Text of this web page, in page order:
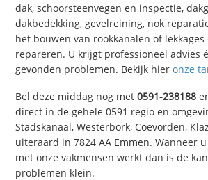
dak, schoorsteenvegen en inspectie,
dakbedekking, gevelreining, nok
het bouwen van rookkanalen of
repareren. U krijgt professioneel advies
gevonden problemen. Bekijk hieronze
Bel deze middag nog met0591-238188
direct in de gehele 0591 regio en
Stadskanaal, Westerbork, Coevorden,
uiteraard in 7824 AA Emmen. Wanneer
met onze vakmensen werkt dan is de
problemen klein.